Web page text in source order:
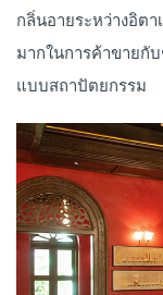
กลิ่นอายระหว่างอิต
มากในการค้าขายกั
แบบสถาปัตยกรรม